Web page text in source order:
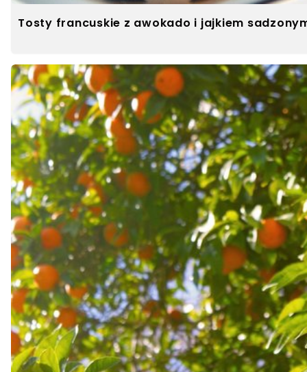
Tosty francuskie z awokado i jajkiem